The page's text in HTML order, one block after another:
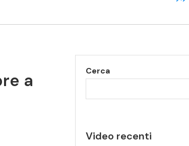
a
Cerca
Video recenti